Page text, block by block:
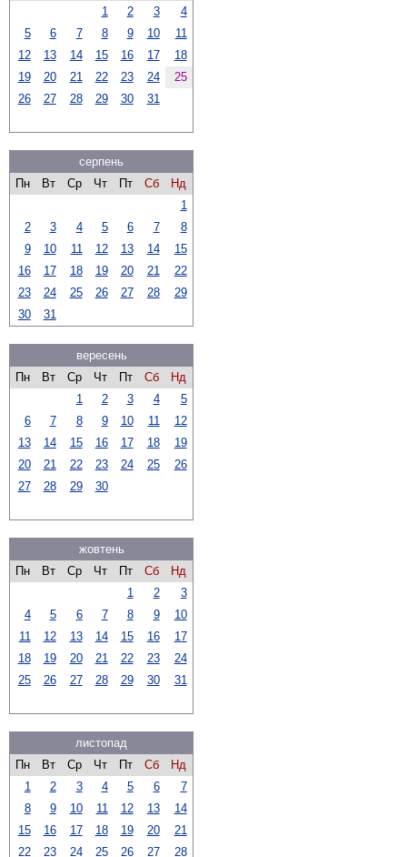
1
2 3
4
5
6 7 8 9 10
11
12
13 14 15 16 17
18
19
20 21 22 23 24
25
26
27 28 29 30 31
серпень
Пн
Вт Ср Чт Пт Сб
Нд
1
2
3 4 5 6 7
8
9
10 11 12 13 14
15
16
17 18 19 20 21
22
23
24 25 26 27 28
29
30
31
вересень
Пн
Вт Ср Чт Пт Сб
Нд
1
2 3 4
5
6
7 8 9 10 11
12
13
14 15 16 17 18
19
20
21 22 23 24 25
26
27
28 29 30
жовтень
Пн
Вт Ср Чт Пт Сб
Нд
1
2
3
4
5 6 7 8 9
10
11
12 13 14 15 16
17
18
19 20 21 22 23
24
25
26 27 28 29 30 31
листопад
Пн
Вт Ср Чт Пт Сб
Нд
1
2 3 4 5 6
7
8
9 10 11 12 13
14
15
16 17 18 19 20
21
22
23 24 25 26 27
28